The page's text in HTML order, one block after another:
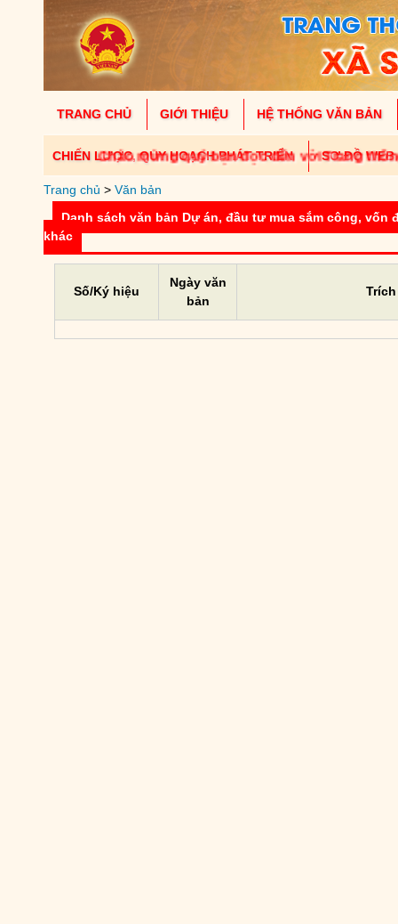
TRANG CHỦ GIỚI THIỆU HỆ THỐNG VĂN BẢN
CHIẾN LƯỢC, QUY HOẠCH PHÁT TRIỂN SƠ ĐỒ WEB
Chào mừng quý bạn đọc đến với Trang
Trang chủ > Văn bản
Danh sách văn bản Dự án, đầu tư mua sắm công,
khác
Số/Ký hiệu
Ngày văn
bản